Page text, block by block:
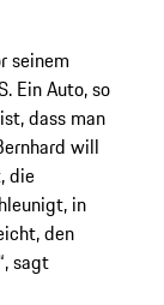
seinem
Ein Auto, so
dass man
will
die
in
den
sagt